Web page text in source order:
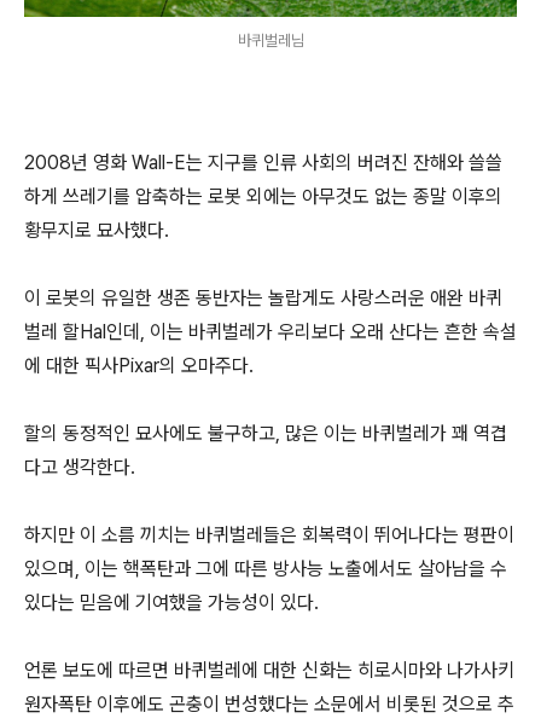
바퀴벌레님
2008년 영화 Wall-E는 지구를 인류 사회의 버려진 잔해와 쓸쓸
하게 쓰레기를 압축하는 로봇 외에는 아무것도 없는 종말 이후의
황무지로 묘사했다.
이 로봇의 유일한 생존 동반자는 놀랍게도 사랑스러운 애완 바퀴
벌레 할Hal인데, 이는 바퀴벌레가 우리보다 오래 산다는 흔한 속설
에 대한 픽사Pixar의 오마주다.
할의 동정적인 묘사에도 불구하고, 많은 이는 바퀴벌레가 꽤 역겹
다고 생각한다.
하지만 이 소름 끼치는 바퀴벌레들은 회복력이 뛰어나다는 평판이
있으며, 이는 핵폭탄과 그에 따른 방사능 노출에서도 살아남을 수
있다는 믿음에 기여했을 가능성이 있다.
언론 보도에 따르면 바퀴벌레에 대한 신화는 히로시마와 나가사키
원자폭탄 이후에도 곤충이 번성했다는 소문에서 비롯된 것으로 추